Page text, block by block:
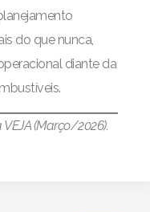
do que nunca,
diante da
(Março/2026).